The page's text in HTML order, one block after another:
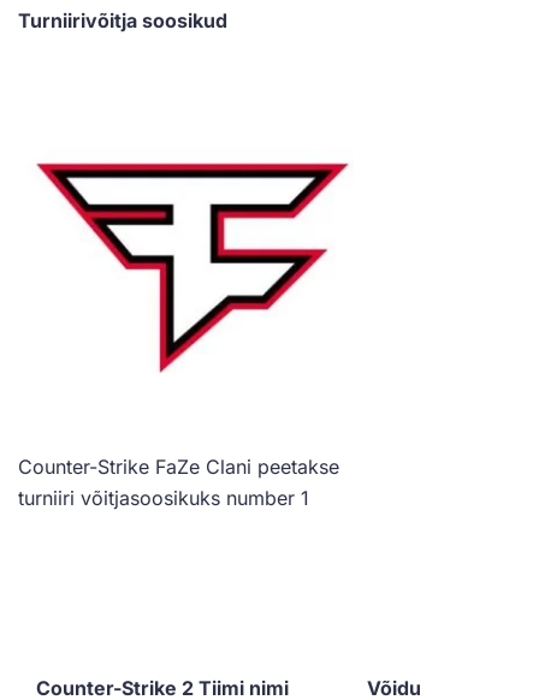
Turniirivõitja soosikud
Counter-Strike FaZe Clani peetakse
turniiri võitjasoosikuks number 1
Counter-Strike 2 Tiimi nimi Võidu